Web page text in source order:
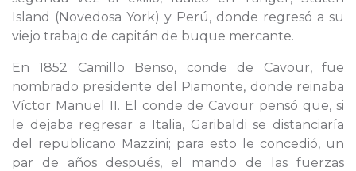
Island (Novedosa York) y Perú, donde regresó a su
viejo trabajo de capitán de buque mercante.
En 1852 Camillo Benso, conde de Cavour, fue
nombrado presidente del Piamonte, donde reinaba
Víctor Manuel II. El conde de Cavour pensó que, si
le dejaba regresar a Italia, Garibaldi se distanciaría
del republicano Mazzini; para esto le concedió, un
par de años después, el mando de las fuerzas